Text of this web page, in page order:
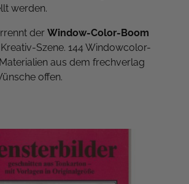
werden.
der Window-Color-Boom
Szene. 144 Windowcolor-
aus dem frechverlag
offen.